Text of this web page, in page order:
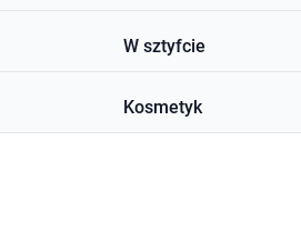
W sztyfcie
Kosmetyk